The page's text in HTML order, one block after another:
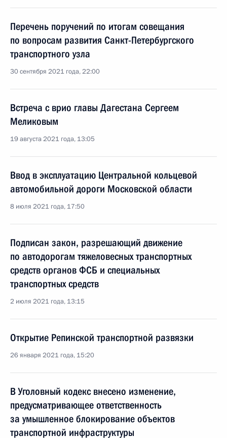
Перечень поручений по итогам совещания
по вопросам развития Санкт-Петербургского
транспортного узла
30 сентября 2021 года, 22:00
Встреча с врио главы Дагестана Сергеем
Меликовым
19 августа 2021 года, 13:05
Ввод в эксплуатацию Центральной кольцевой
автомобильной дороги Московской области
8 июля 2021 года, 17:50
Подписан закон, разрешающий движение
по автодорогам тяжеловесных транспортных
средств органов ФСБ и специальных
транспортных средств
2 июля 2021 года, 13:15
Открытие Репинской транспортной развязки
26 января 2021 года, 15:20
В Уголовный кодекс внесено изменение,
предусматривающее ответственность
за умышленное блокирование объектов
транспортной инфраструктуры